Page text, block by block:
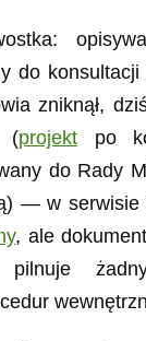
do
zniknął,
(projekt po
do Rady
— w serwisie
, ale